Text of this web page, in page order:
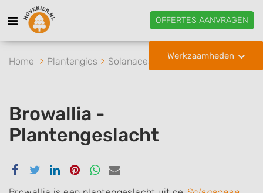
OFFERTES AANVRAGEN
Werkzaamheden
Home Plantengids Solanaceae Browallia
Browallia -
Plantengeslacht
DelenDelenDelenDelenDelenDelen